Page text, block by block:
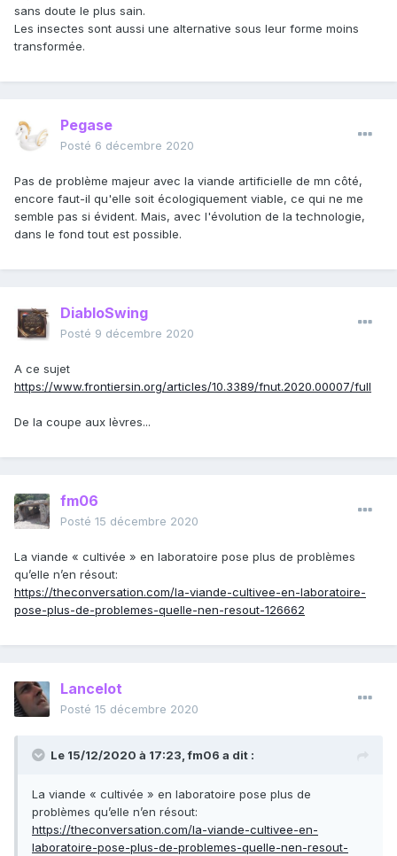
sans doute le plus sain.
Les insectes sont aussi une alternative sous leur forme moins
transformée.
Pegase
Posté 6 décembre 2020
Pas de problème majeur avec la viande artificielle de mn côté,
encore faut-il qu'elle soit écologiquement viable, ce qui ne me
semble pas si évident. Mais, avec l'évolution de la technologie,
dans le fond tout est possible.
DiabloSwing
Posté 9 décembre 2020
A ce sujet
https://www.frontiersin.org/articles/10.3389/fnut.2020.00007/full
De la coupe aux lèvres...
fm06
Posté 15 décembre 2020
La viande « cultivée » en laboratoire pose plus de problèmes
qu’elle n’en résout:
https://theconversation.com/la-viande-cultivee-en-laboratoire-
pose-plus-de-problemes-quelle-nen-resout-126662
Lancelot
Posté 15 décembre 2020
Le 15/12/2020 à 17:23,fm06 a dit :
La viande « cultivée » en laboratoire pose plus de
problèmes qu’elle n’en résout:
https://theconversation.com/la-viande-cultivee-en-
laboratoire-pose-plus-de-problemes-quelle-nen-resout-